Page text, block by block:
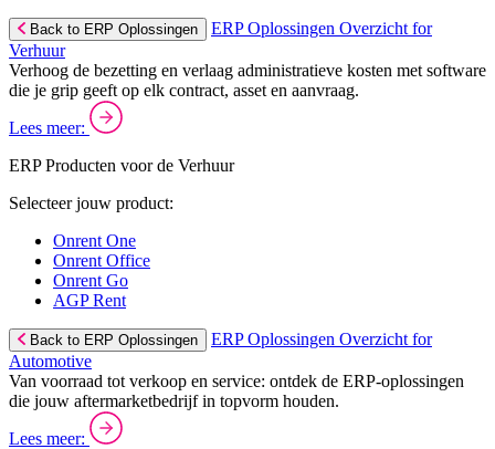
Back to ERP Oplossingen
ERP Oplossingen Overzicht for
Verhuur
Verhoog de bezetting en verlaag administratieve kosten met software
die je grip geeft op elk contract, asset en aanvraag.
Lees meer:
ERP Producten voor de Verhuur
Selecteer jouw product:
Onrent One
Onrent Office
Onrent Go
AGP Rent
Back to ERP Oplossingen
ERP Oplossingen Overzicht for
Automotive
Van voorraad tot verkoop en service: ontdek de ERP-oplossingen
die jouw aftermarketbedrijf in topvorm houden.
Lees meer: